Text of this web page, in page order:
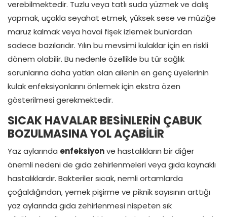
verebilmektedir. Tuzlu veya tatlı suda yüzmek ve dalış
yapmak, uçakla seyahat etmek, yüksek sese ve müziğe
maruz kalmak veya havai fişek izlemek bunlardan
sadece bazılarıdır. Yılın bu mevsimi kulaklar için en riskli
dönem olabilir. Bu nedenle özellikle bu tür sağlık
sorunlarına daha yatkın olan ailenin en genç üyelerinin
kulak enfeksiyonlarını önlemek için ekstra özen
gösterilmesi gerekmektedir.
SICAK HAVALAR BESİNLERİN ÇABUK
BOZULMASINA YOL AÇABİLİR
Yaz aylarında enfeksiyonve hastalıkların bir diğer
önemli nedeni de gıda zehirlenmeleri veya gıda kaynaklı
hastalıklardır. Bakteriler sıcak, nemli ortamlarda
çoğaldığından, yemek pişirme ve piknik sayısının arttığı
yaz aylarında gıda zehirlenmesi nispeten sık